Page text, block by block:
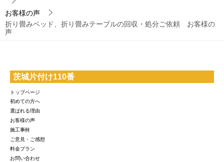
お客様の声
折り畳みベッド、折り畳みテーブルの回収・処分ご依頼 お客様の
声
茨城片付け110番
トップページ
初めての方へ
選ばれる理由
お客様の声
施工事例
ご意見・ご感想
料金プラン
お問い合わせ